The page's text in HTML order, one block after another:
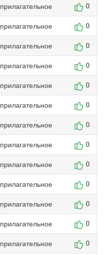
прилагательное 0
прилагательное 0
прилагательное 0
прилагательное 0
прилагательное 0
прилагательное 0
прилагательное 0
прилагательное 0
прилагательное 0
прилагательное 0
прилагательное 0
прилагательное 0
прилагательное 0